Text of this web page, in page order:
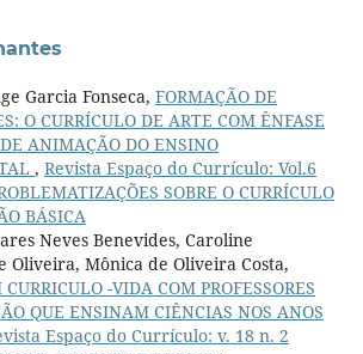
Garcia Fonseca, FORMAÇÃO DE
O CURRÍCULO DE ARTE COM ÊNFASE
ANIMAÇÃO DO ENSINO
, Revista Espaço do Currículo: Vol.6
SOBRE O CURRÍCULO
BÁSICA
Neves Benevides, Caroline
Oliveira, Mônica de Oliveira Costa,
-VIDA COM PROFESSORES
QUE ENSINAM CIÊNCIAS NOS ANOS
Espaço do Currículo: v. 18 n. 2